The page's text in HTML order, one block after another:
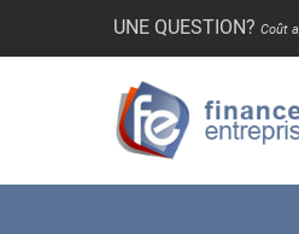
UNE QUESTION? Coût